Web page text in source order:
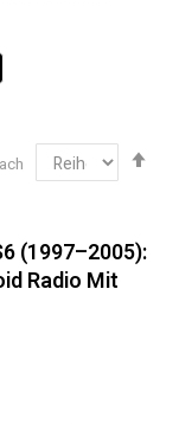
(12nm
&
(1997–2005):
Radio Mit